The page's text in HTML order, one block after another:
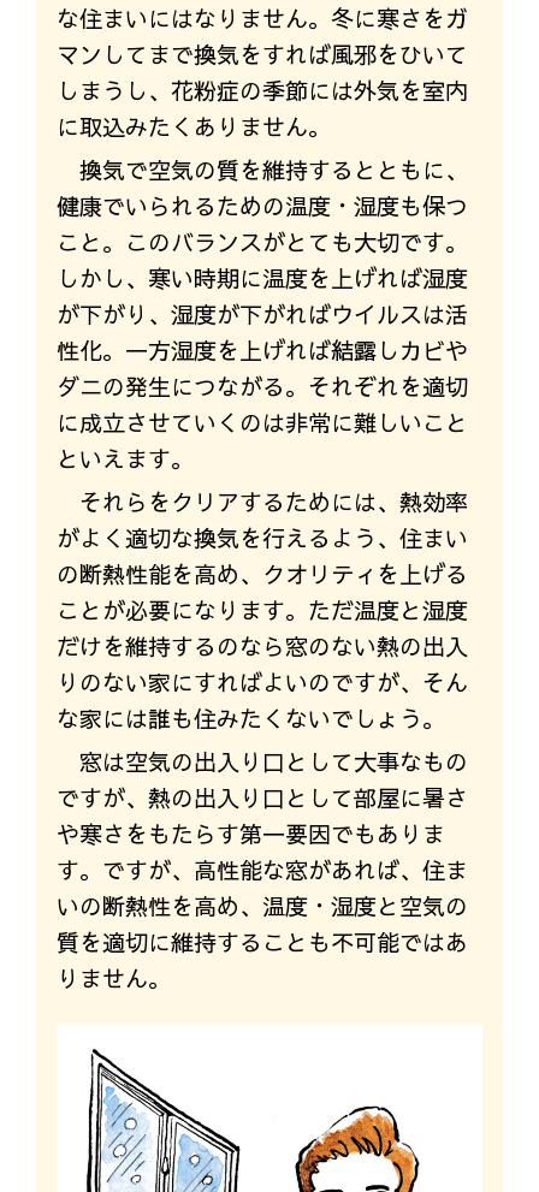
な住まいにはなりません。冬に寒さをガ
マンしてまで換気をすれば風邪をひいて
しまうし、花粉症の季節には外気を室内
に取込みたくありません。
換気で空気の質を維持するとともに、
健康でいられるための温度・湿度も保つ
こと。このバランスがとても大切です。
しかし、寒い時期に温度を上げれば湿度
が下がり、湿度が下がればウイルスは活
性化。一方湿度を上げれば結露しカビや
ダニの発生につながる。それぞれを適切
に成立させていくのは非常に難しいこと
といえます。
それらをクリアするためには、熱効率
がよく適切な換気を行えるよう、住まい
の断熱性能を高め、クオリティを上げる
ことが必要になります。ただ温度と湿度
だけを維持するのなら窓のない熱の出入
りのない家にすればよいのですが、そん
な家には誰も住みたくないでしょう。
窓は空気の出入り口として大事なもの
ですが、熱の出入り口として部屋に暑さ
や寒さをもたらす第一要因でもありま
す。ですが、高性能な窓があれば、住ま
いの断熱性を高め、温度・湿度と空気の
質を適切に維持することも不可能ではあ
りません。